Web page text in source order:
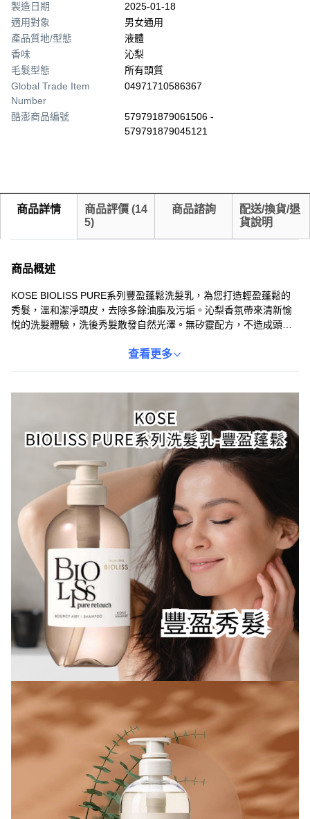
製造日期
2025-01-18
適用對象
男女通用
產品質地/型態
液體
香味
沁梨
毛髮型態
所有頭質
Global Trade Item
Number
04971710586367
酷澎商品編號
579791879061506 -
579791879045121
商品詳情 商品評價 (14
5)
商品諮詢
配送/換貨/退
貨說明
商品概述
KOSE BIOLISS PURE系列豐盈蓬鬆洗髮乳，為您打造輕盈蓬鬆的
秀髮，溫和潔淨頭皮，去除多餘油脂及污垢。沁梨香氛帶來清新愉
悅的洗髮體驗，洗後秀髮散發自然光澤。無矽靈配方，不造成頭皮
查看更多